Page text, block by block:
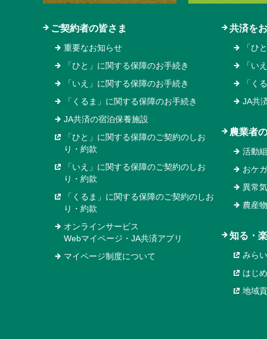
ご契約者の皆さま
重要なお知らせ
「ひと」に関する保障のお手続き
「いえ」に関する保障のお手続き
「くるま」に関する保障のお手続き
JA共済の宿泊保養施設
「ひと」に関する保障のご契約のしお
り・約款
「いえ」に関する保障のご契約のしお
り・約款
「くるま」に関する保障のご契約のしお
り・約款
オンラインサービス
Webマイページ・JA共済アプリ
マイページ制度について
共済を
「ひ
「い
「く
JA共
農業者
活動
おケ
異常
農産
知る・
みら
はじ
地域